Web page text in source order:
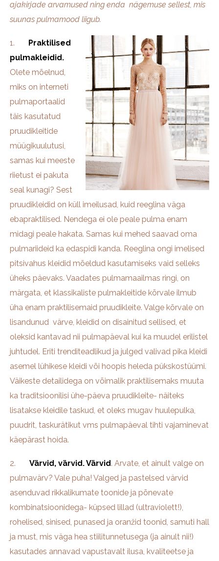
ajakirjade arvamused ning enda nägemuse sellest, mis
suunas pulmamood liigub.
1. Praktilised
pulmakleidid.
Olete mõelnud,
miks on interneti
pulmaportaalid
täis kasutatud
pruudikleitide
müügikuulutusi,
samas kui meeste
riietust ei pakuta
seal kunagi? Sest
pruudikleidid on küll imeilusad, kuid reeglina väga
ebapraktilised. Nendega ei ole peale pulma enam
midagi peale hakata. Samas kui mehed saavad oma
pulmariideid ka edaspidi kanda. Reeglina ongi imelised
pitsivahus kleidid mõeldud kasutamiseks vaid selleks
üheks päevaks. Vaadates pulmamaailmas ringi, on
märgata, et klassikaliste pulmakleitide kõrvale ilmub
üha enam praktilisemaid pruudikleite. Valge kõrvale on
lisandunud värve, kleidid on disainitud sellised, et
oleksid kantavad nii pulmapäeval kui ka muudel erilistel
juhtudel. Eriti trenditeadlikud ja julged valivad pika kleidi
asemel lühikese kleidi või hoopis heleda pükskostüümi.
Väikeste detailidega on võimalik praktilisemaks muuta
ka traditsioonilisi ühe-päeva pruudikleite- näiteks
lisatakse kleidile taskud, et oleks mugav huulepulka,
puudrit, taskurätikut vms pulmapäeval tihti vajaminevat
käepärast hoida.
2. Värvid, värvid. Värvid. Arvate, et ainult valge on
pulmavärv? Vale puha! Valged ja pastelsed värvid
asenduvad rikkalikumate toonide ja põnevate
kombinatsioonidega- küpsed lillad (ultraviolett!),
rohelised, sinised, punased ja oranžid toonid, samuti hall
ja must, mis väga hea stiilitunnetusega (ja ainult nii!)
kasutades annavad vapustavalt ilusa, kvaliteetse ja